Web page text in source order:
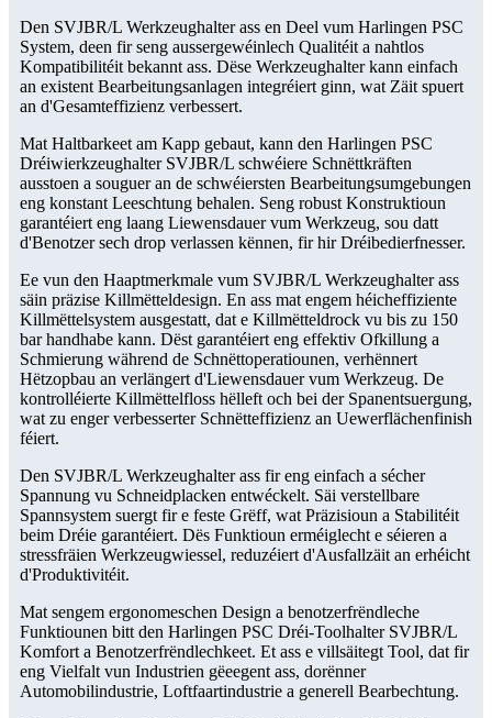
Den SVJBR/L Werkzeughalter ass en Deel vum Harlingen PSC
System, deen fir seng aussergewéinlech Qualitéit a nahtlos
Kompatibilitéit bekannt ass. Dëse Werkzeughalter kann einfach
an existent Bearbeitungsanlagen integréiert ginn, wat Zäit spuert
an d'Gesamteffizienz verbessert.
Mat Haltbarkeet am Kapp gebaut, kann den Harlingen PSC
Dréiwierkzeughalter SVJBR/L schwéiere Schnëttkräften
ausstoen a souguer an de schwéiersten Bearbeitungsumgebungen
eng konstant Leeschtung behalen. Seng robust Konstruktioun
garantéiert eng laang Liewensdauer vum Werkzeug, sou datt
d'Benotzer sech drop verlassen kënnen, fir hir Dréibedierfnesser.
Ee vun den Haaptmerkmale vum SVJBR/L Werkzeughalter ass
säin präzise Killmëtteldesign. En ass mat engem héicheffiziente
Killmëttelsystem ausgestatt, dat e Killmëtteldrock vu bis zu 150
bar handhabe kann. Dëst garantéiert eng effektiv Ofkillung a
Schmierung während de Schnëttoperatiounen, verhënnert
Hëtzopbau an verlängert d'Liewensdauer vum Werkzeug. De
kontrolléierte Killmëttelfloss hëlleft och bei der Spanentsuergung,
wat zu enger verbesserter Schnëtteffizienz an Uewerflächenfinish
féiert.
Den SVJBR/L Werkzeughalter ass fir eng einfach a sécher
Spannung vu Schneidplacken entwéckelt. Säi verstellbare
Spannsystem suergt fir e feste Grëff, wat Präzisioun a Stabilitéit
beim Dréie garantéiert. Dës Funktioun erméiglecht e séieren a
stressfräien Werkzeugwiessel, reduzéiert d'Ausfallzäit an erhéicht
d'Produktivitéit.
Mat sengem ergonomeschen Design a benotzerfrëndleche
Funktiounen bitt den Harlingen PSC Dréi-Toolhalter SVJBR/L
Komfort a Benotzerfrëndlechkeet. Et ass e villsäitegt Tool, dat fir
eng Vielfalt vun Industrien gëeegent ass, dorënner
Automobilindustrie, Loftfaartindustrie a generell Bearbechtung.